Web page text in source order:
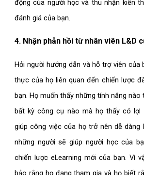
động của người học và thu nhận kiến
đánh giá của bạn.
4. Nhận phản hồi từ nhân viên L&D
Hỏi người hướng dẫn và hỗ trợ viên của
thực của họ liên quan đến chiến lược
bạn. Họ muốn thấy những tính năng nào
bất kỳ công cụ nào mà họ thấy có lợi
giúp công việc của họ trở nên dễ dàng
những người sẽ giúp người học của
chiến lược eLearning mới của bạn. Vì
bảo rằng họ đang tham gia và họ biết